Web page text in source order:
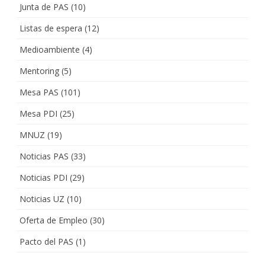
Junta de PAS (10)
Listas de espera (12)
Medioambiente (4)
Mentoring (5)
Mesa PAS (101)
Mesa PDI (25)
MNUZ (19)
Noticias PAS (33)
Noticias PDI (29)
Noticias UZ (10)
Oferta de Empleo (30)
Pacto del PAS (1)